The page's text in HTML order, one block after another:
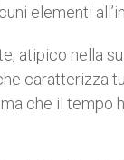
elementi
atipico nella
caratterizza
che il